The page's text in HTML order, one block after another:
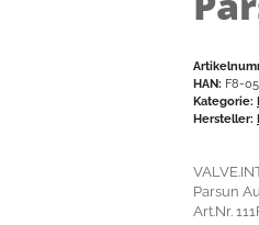
HAN: F8-
Kategorie:
Hersteller:
Parsun
Art.Nr.